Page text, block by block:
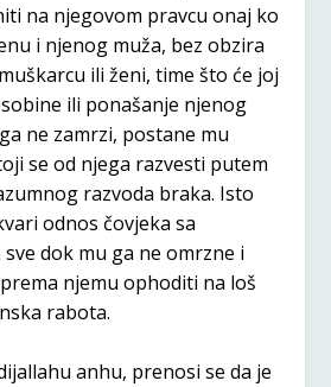
na njegovom pravcu onaj ko
i njenog muža, bez obzira
ili ženi, time što će joj
ili ponašanje njenog
ne zamrzi, postane mu
se od njega razvesti putem
razvoda braka. Isto
odnos čovjeka sa
dok mu ga ne omrzne i
njemu ophoditi na loš
rabota.
anhu, prenosi se da je